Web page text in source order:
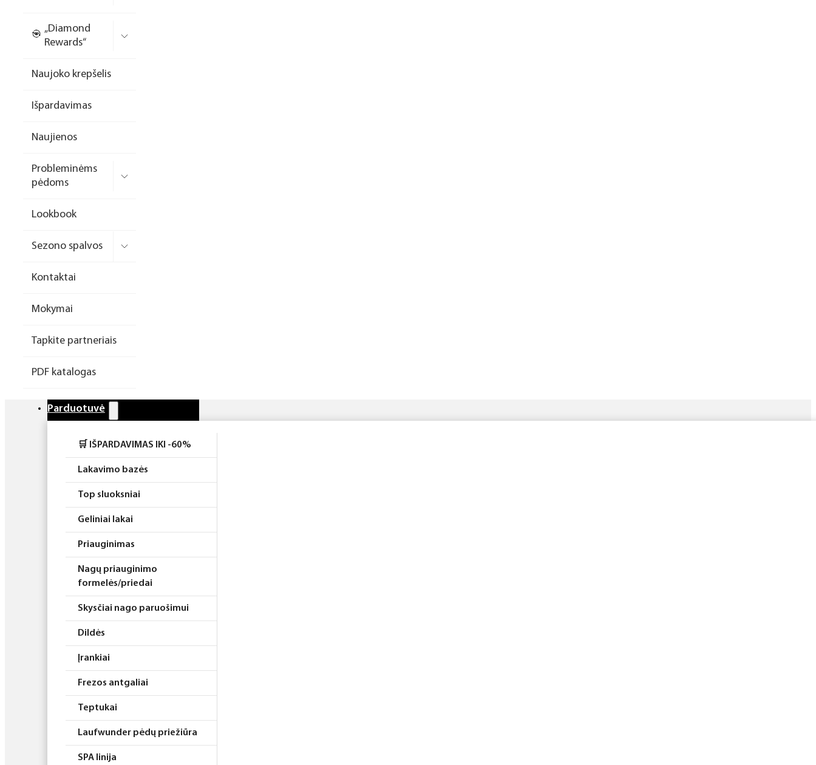
formelės/priedai
Dildės
Įrankiai
Laufwunder pėdų priežiūra
priemonės
Rinkiniai
„Diamond
Rewards“
Naujoko krepšelis
Išpardavimas
Naujienos
Probleminėms
pėdoms
Lookbook
Sezono spalvos
Kontaktai
Mokymai
Tapkite partneriais
PDF katalogas
Parduotuvė
🛒 IŠPARDAVIMAS IKI -60%
Lakavimo bazės
Top sluoksniai
Geliniai lakai
Priauginimas
Nagų priauginimo
formelės/priedai
Skysčiai nago paruošimui
Dildės
Įrankiai
Frezos antgaliai
Teptukai
Laufwunder pėdų priežiūra
SPA linija